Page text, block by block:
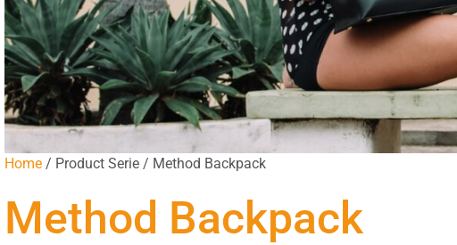
Home / Product Serie / Method Backpack
Method Backpack